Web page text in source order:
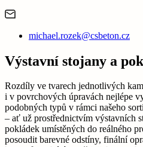
michael.rozek@csbeton.cz
Výstavní stojany a
Rozdíly ve tvarech jednotlivých
i v povrchových úpravách nejlépe
podobných typů v rámci našeho
– ať už prostřednictvím výstavních
pokládek umístěných do reálného
posoudit barevné odstíny, finální